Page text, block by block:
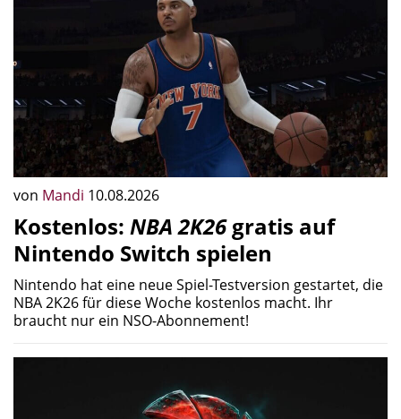
von Mandi 10.08.2026
Kostenlos: NBA 2K26gratis auf
Nintendo Switch spielen
Nintendo hat eine neue Spiel-Testversion gestartet, die
NBA 2K26 für diese Woche kostenlos macht. Ihr
braucht nur ein NSO-Abonnement!